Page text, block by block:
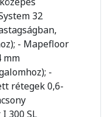
32
- Mapefloor
mm
-
rétegek 0,6-
300 SL